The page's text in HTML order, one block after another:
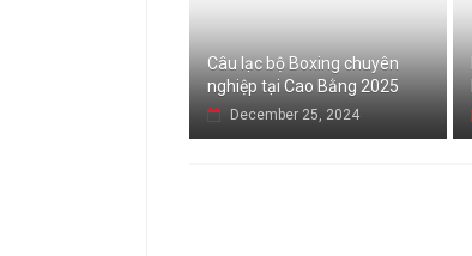
Câu lạc bộ Boxing chuyên
nghiệp tại Cao Bằng 2025
December 25, 2024